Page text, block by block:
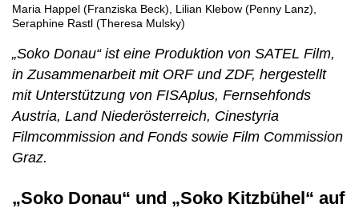
Maria Happel (Franziska Beck), Lilian Klebow (Penny Lanz),
Seraphine Rastl (Theresa Mulsky)
„Soko Donau“ ist eine Produktion von SATEL Film,
in Zusammenarbeit mit ORF und ZDF, hergestellt
mit Unterstützung von FISAplus, Fernsehfonds
Austria, Land Niederösterreich, Cinestyria
Filmcommission and Fonds sowie Film Commission
Graz.
„Soko Donau“ und „Soko Kitzbühel“ auf